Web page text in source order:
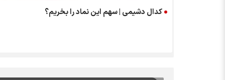
کدال دشیمی | سهم این نماد را بخریم؟